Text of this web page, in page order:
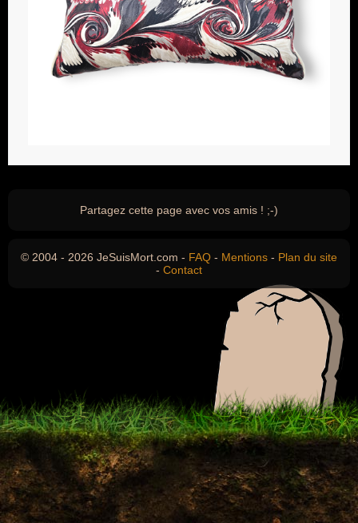
Partagez cette page avec vos amis ! ;-)
© 2004 - 2026 JeSuisMort.com - FAQ - Mentions - Plan du site
- Contact